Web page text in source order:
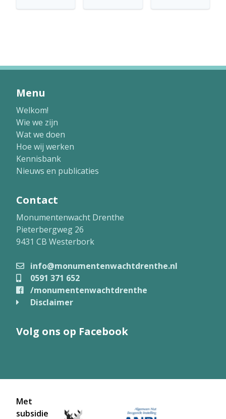
Menu
Welkom!
Wie we zijn
Wat we doen
Hoe wij werken
Kennisbank
Nieuws en publicaties
Contact
Monumentenwacht Drenthe
Pieterbergweg 26
9431 CB Westerbork
info@monumentenwachtdrenthe.nl
0591 371 652
/monumentenwachtdrenthe
Disclaimer
Volg ons op Facebook
Met
subsidie